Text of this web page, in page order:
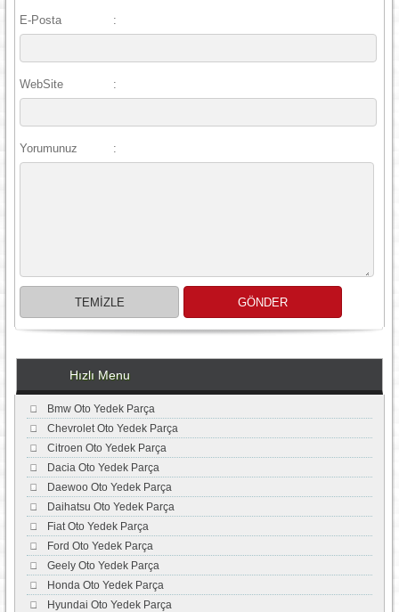
E-Posta :
WebSite :
Yorumunuz :
Hızlı Menu
Bmw Oto Yedek Parça
Chevrolet Oto Yedek Parça
Citroen Oto Yedek Parça
Dacia Oto Yedek Parça
Daewoo Oto Yedek Parça
Daihatsu Oto Yedek Parça
Fiat Oto Yedek Parça
Ford Oto Yedek Parça
Geely Oto Yedek Parça
Honda Oto Yedek Parça
Hyundai Oto Yedek Parça